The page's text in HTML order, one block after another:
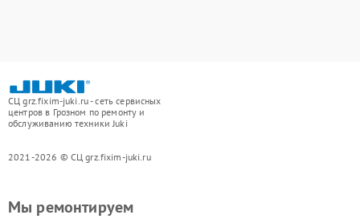
СЦ grz.fixim-juki.ru - сеть сервисных
центров в Грозном по ремонту и
обслуживанию техники Juki
2021-2026 © СЦ grz.fixim-juki.ru
Мы ремонтируем